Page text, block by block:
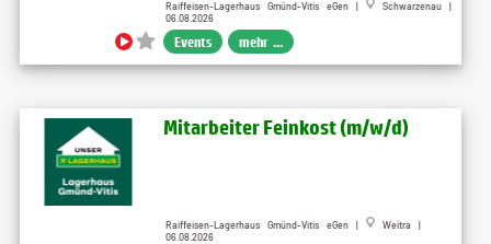
Raiffeisen-Lagerhaus Gmünd-Vitis eGen |
Schwarzenau |
06.08.2026
Events mehr ...
Mitarbeiter Feinkost (m/w/d)
Raiffeisen-Lagerhaus Gmünd-Vitis eGen |
Weitra |
06.08.2026